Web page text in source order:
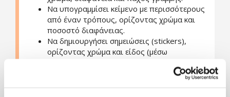
Να υπογραμμίσει κείμενο με περισσότερους
από έναν τρόπους, ορίζοντας χρώμα και
ποσοστό διαφάνειας.
Να δημιουργήσει σημειώσεις (stickers),
ορίζοντας χρώμα και είδος (μέσω
Να ενσωματώσει κείμενο στο υπάρχον (σε